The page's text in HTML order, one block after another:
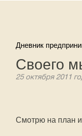
Дневник
Своего
25 октября 2011
Смотрю на план и